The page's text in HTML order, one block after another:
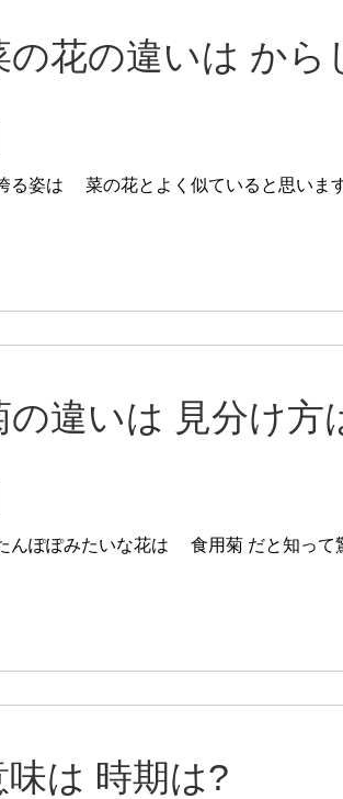
の花の違いは から
る姿は 菜の花とよく似ていると思いま
違いは 見分け方
んぽぽみたいな花は 食用菊 だと知って
は 時期は?